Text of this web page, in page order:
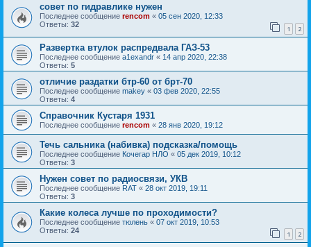
совет по гидравлике нужен
Последнее сообщение rencom « 05 сен 2020, 12:33
Ответы: 32 1 2
Развертка втулок распредвала ГАЗ-53
Последнее сообщение a1exandr « 14 апр 2020, 22:38
Ответы: 5
отличие раздатки бтр-60 от брт-70
Последнее сообщение makey « 03 фев 2020, 22:55
Ответы: 4
Справочник Кустаря 1931
Последнее сообщение rencom « 28 янв 2020, 19:12
Течь сальника (набивка) подсказка/помощь
Последнее сообщение Кочегар НЛО « 05 дек 2019, 10:12
Ответы: 3
Нужен совет по радиосвязи, УКВ
Последнее сообщение RAT « 28 окт 2019, 19:11
Ответы: 3
Какие колеса лучше по проходимости?
Последнее сообщение тюлень « 07 окт 2019, 10:53
Ответы: 24 1 2